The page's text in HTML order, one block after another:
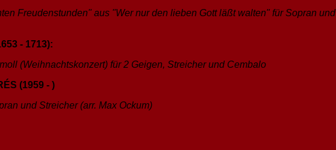
Freudenstunden" aus "Wer nur den lieben Gott läßt walten" für Sopran und
- 1713):
(Weihnachtskonzert) für 2 Geigen, Streicher und Cembalo
(1959 - )
und Streicher (arr. Max Ockum)